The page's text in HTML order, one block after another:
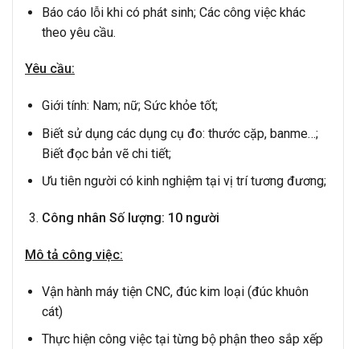
Báo cáo lỗi khi có phát sinh; Các công việc khác
theo yêu cầu.
Yêu cầu:
Giới tính: Nam; nữ; Sức khỏe tốt;
Biết sử dụng các dụng cụ đo: thước cặp, banme…;
Biết đọc bản vẽ chi tiết;
Ưu tiên người có kinh nghiệm tại vị trí tương đương;
Công nhân Số lượng: 10 người
Mô tả công việc:
Vận hành máy tiện CNC, đúc kim loại (đúc khuôn
cát)
Thực hiện công việc tại từng bộ phận theo sắp xếp